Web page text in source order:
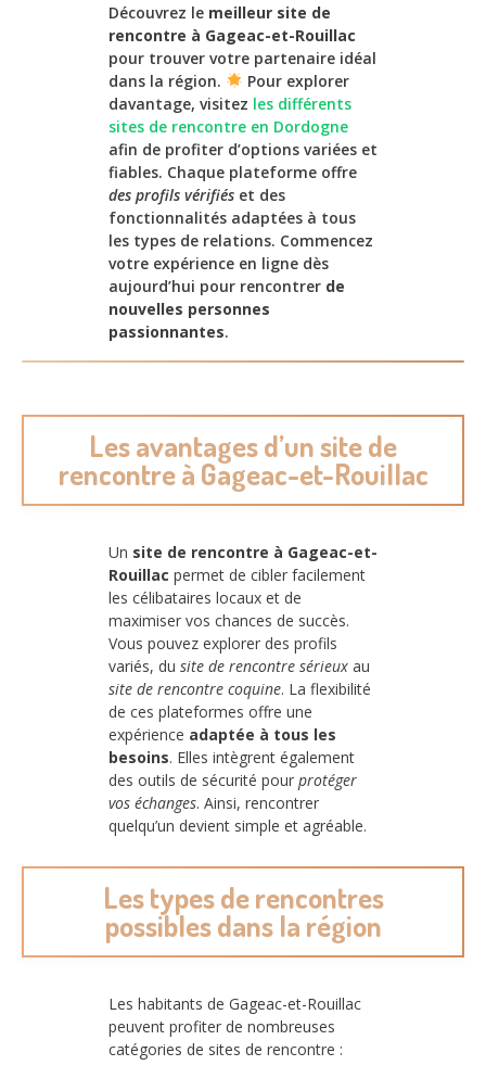
Découvrez le meilleur site de
rencontre à Gageac-et-Rouillac
pour trouver votre partenaire idéal
dans la région.
Pour explorer
davantage, visitez les différents
sites de rencontre en Dordogne
afin de profiter d’options variées et
fiables. Chaque plateforme offre
des profils vérifiés et des
fonctionnalités adaptées à tous
les types de relations. Commencez
votre expérience en ligne dès
aujourd’hui pour rencontrer de
nouvelles personnes
passionnantes.
Les avantages d’un site de
rencontre à Gageac-et-Rouillac
Un site de rencontre à Gageac-et-
Rouillac permet de cibler facilement
les célibataires locaux et de
maximiser vos chances de succès.
Vous pouvez explorer des profils
variés, du site de rencontre sérieux au
site de rencontre coquine. La flexibilité
de ces plateformes offre une
expérience adaptée à tous les
besoins. Elles intègrent également
des outils de sécurité pour protéger
vos échanges. Ainsi, rencontrer
quelqu’un devient simple et agréable.
Les types de rencontres
possibles dans la région
Les habitants de Gageac-et-Rouillac
peuvent profiter de nombreuses
catégories de sites de rencontre :